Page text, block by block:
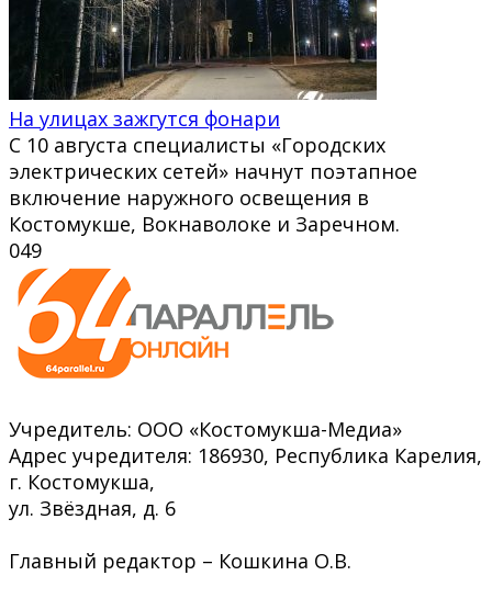
На улицах зажгутся фонари
С 10 августа специалисты «Городских
электрических сетей» начнут поэтапное
включение наружного освещения в
Костомукше, Вокнаволоке и Заречном.
049
Учредитель: ООО «Костомукша-Медиа»
Адрес учредителя: 186930, Республика Карелия,
г. Костомукша,
ул. Звёздная, д. 6
Главный редактор – Кошкина О.В.